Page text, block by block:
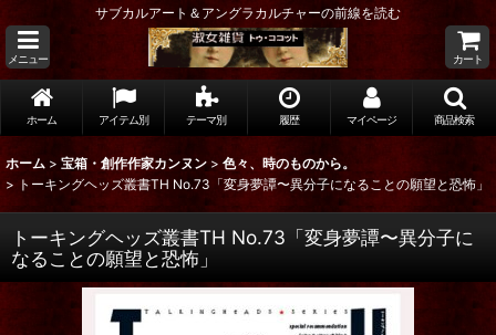
サブカルアート＆アングラカルチャーの前線を読む
メニュー カート
ホーム アイテム別 テーマ別 履歴 マイページ 商品検索
ホーム > 宝箱・創作作家カンヌン > 色々、時のものから。
> トーキングヘッズ叢書TH No.73「変身夢譚〜異分子になることの願望と恐怖」
トーキングヘッズ叢書TH No.73「変身夢譚〜異分子に
なることの願望と恐怖」